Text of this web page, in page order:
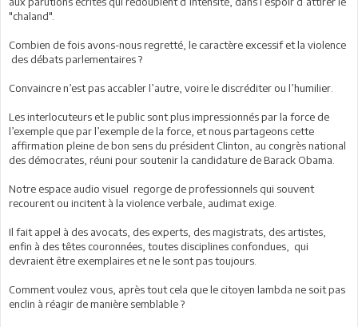
"chaland".
Combien de fois avons-nous regretté, le caractère excessif et la violence
des débats parlementaires ?
Convaincre n’est pas accabler l’autre, voire le discréditer ou l’humilier.
Les interlocuteurs et le public sont plus impressionnés par la force de
l’exemple que par l’exemple de la force, et nous partageons cette
affirmation pleine de bon sens du président Clinton, au congrès national
des démocrates, réuni pour soutenir la candidature de Barack Obama.
Notre espace audio visuel regorge de professionnels qui souvent
recourent ou incitent à la violence verbale, audimat exige.
Il fait appel à des avocats, des experts, des magistrats, des artistes,
enfin à des têtes couronnées, toutes disciplines confondues, qui
devraient être exemplaires et ne le sont pas toujours.
Comment voulez vous, après tout cela que le citoyen lambda ne soit pas
enclin à réagir de manière semblable ?